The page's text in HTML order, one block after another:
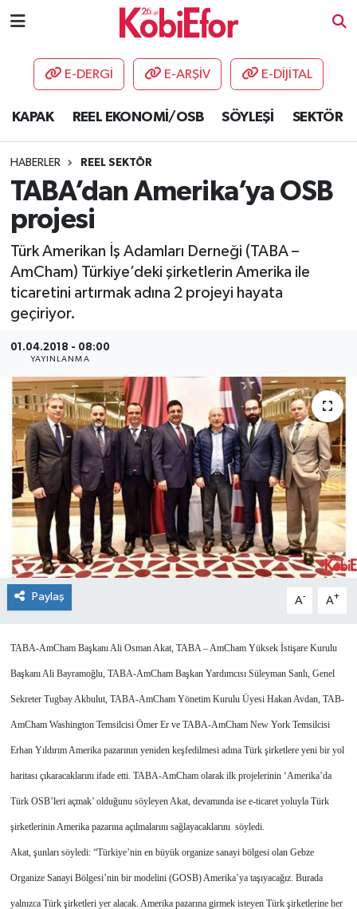
E-DERGİ E-ARŞİV E-DİJİTAL
KAPAK REEL EKONOMİ/OSB SÖYLEŞİ SEKTÖR
HABERLER REEL SEKTÖR
TABA’dan Amerika’ya OSB
projesi
Türk Amerikan İş Adamları Derneği (TABA –
AmCham) Türkiye’deki şirketlerin Amerika ile
ticaretini artırmak adına 2 projeyi hayata
geçiriyor.
01.04.2018 - 08:00
YAYINLANMA
Paylaş A- A+
TABA-AmCham Başkanı Ali Osman Akat, TABA – AmCham Yüksek İstişare Kurulu
Başkanı Ali Bayramoğlu, TABA-AmCham Başkan Yardımcısı Süleyman Sanlı, Genel
Sekreter Tugbay Akbulut, TABA-AmCham Yönetim Kurulu Üyesi Hakan Avdan, TAB-
AmCham Washington Temsilcisi Ömer Er ve TABA-AmCham New York Temsilcisi
Erhan Yıldırım Amerika pazarının yeniden keşfedilmesi adına Türk şirketlere yeni bir yol
haritası çıkaracaklarını ifade etti. TABA-AmCham olarak ilk projelerinin ‘Amerika’da
Türk OSB’leri açmak’ olduğunu söyleyen Akat, devamında ise e-ticaret yoluyla Türk
şirketlerinin Amerika pazarına açılmalarını sağlayacaklarını söyledi.
Akat, şunları söyledi: “Türkiye’nin en büyük organize sanayi bölgesi olan Gebze
Organize Sanayi Bölgesi’nin bir modelini (GOSB) Amerika’ya taşıyacağız. Burada
yalnızca Türk şirketleri yer alacak. Amerika pazarına girmek isteyen Türk şirketlerine her
AKADEMİ
DESTEK-TEŞVİK
ETKİNLİK
GÜNCEL
HABERLER
KAPAK
OSB
SEKTÖR
ŞİRKET PANO
SÖYLEŞİ
ÜLKE
YAŞAM